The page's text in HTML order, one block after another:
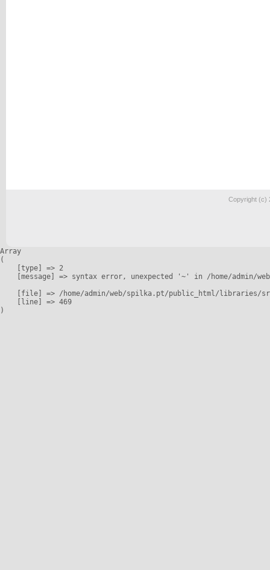
Copyright (c)
Array
(
    [type] => 2
[message] => syntax error, unexpected '~' in /home/admin/
[file] => /home/admin/web/spilka.pt/public_html/libraries/
    [line] => 469